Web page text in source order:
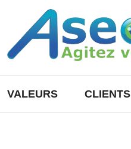
VALEURS CLIENTS